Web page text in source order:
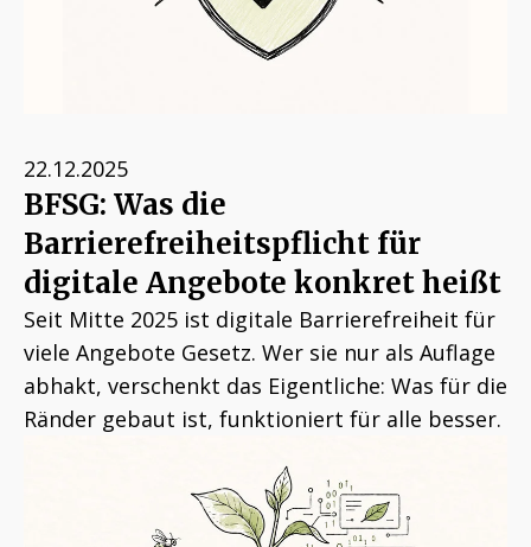
22.12.2025
BFSG: Was die
Barrierefreiheitspflicht für
digitale Angebote konkret heißt
Seit Mitte 2025 ist digitale Barrierefreiheit für
viele Angebote Gesetz. Wer sie nur als Auflage
abhakt, verschenkt das Eigentliche: Was für die
Ränder gebaut ist, funktioniert für alle besser.